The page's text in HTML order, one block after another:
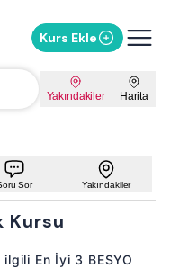
Kurs Ekle
Yakındakiler Harita
Sor Yakındakiler
Kursu
ilgili En İyi 3 BESYO